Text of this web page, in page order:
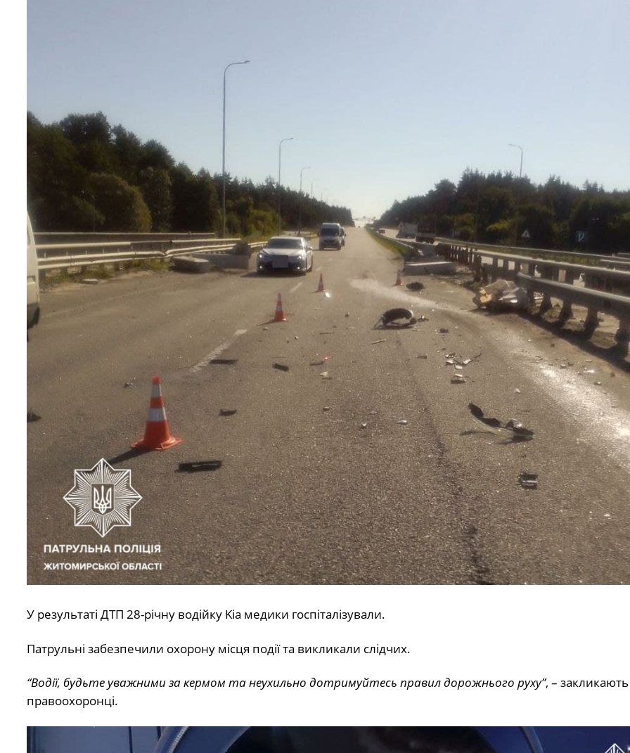
У результаті ДТП 28-річну водійку Kia медики госпіталізували.
Патрульні забезпечили охорону місця події та викликали слідчих.
“Водії, будьте уважними за кермом та неухильно дотримуйтесь правил дорожнього руху”, – закликають
правоохоронці.